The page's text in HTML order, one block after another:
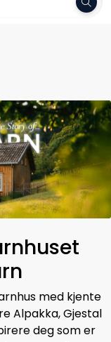
med kjente
Alpakka, Gjestal
deg som er